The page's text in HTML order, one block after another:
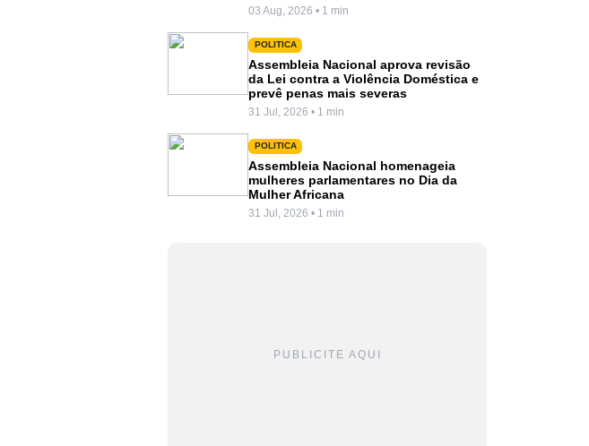
03 Aug, 2026 • 1 min
POLITICA
Assembleia Nacional aprova revisão
da Lei contra a Violência Doméstica e
prevê penas mais severas
31 Jul, 2026 • 1 min
POLITICA
Assembleia Nacional homenageia
mulheres parlamentares no Dia da
Mulher Africana
31 Jul, 2026 • 1 min
PUBLICITE AQUI